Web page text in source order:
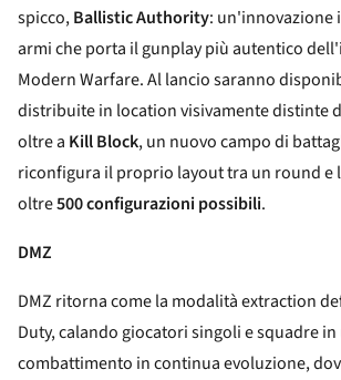
spicco,Ballistic Authority: un'innovazione
armi che porta il gunplay più autentico
Modern Warfare. Al lancio saranno
distribuite in location visivamente distinte
oltre a Kill Block, un nuovo campo di
riconfigura il proprio layout tra un round e
oltre500 configurazioni possibili.
DMZ
DMZ ritorna come la modalità extraction
Duty, calando giocatori singoli e squadre in
combattimento in continua evoluzione,